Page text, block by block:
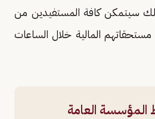
أبريل، لذلك سيتمكن كافة المستفيدين من
المالية خلال الساعات
المؤسسة العامة